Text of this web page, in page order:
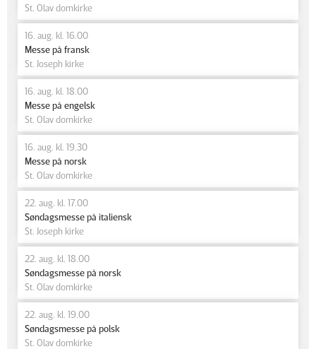
St. Olav domkirke
16. aug. kl. 16.00
Messe på fransk
St. Joseph kirke
16. aug. kl. 18.00
Messe på engelsk
St. Olav domkirke
16. aug. kl. 19.30
Messe på norsk
St. Olav domkirke
22. aug. kl. 17.00
Søndagsmesse på italiensk
St. Joseph kirke
22. aug. kl. 18.00
Søndagsmesse på norsk
St. Olav domkirke
22. aug. kl. 19.00
Søndagsmesse på polsk
St. Olav domkirke